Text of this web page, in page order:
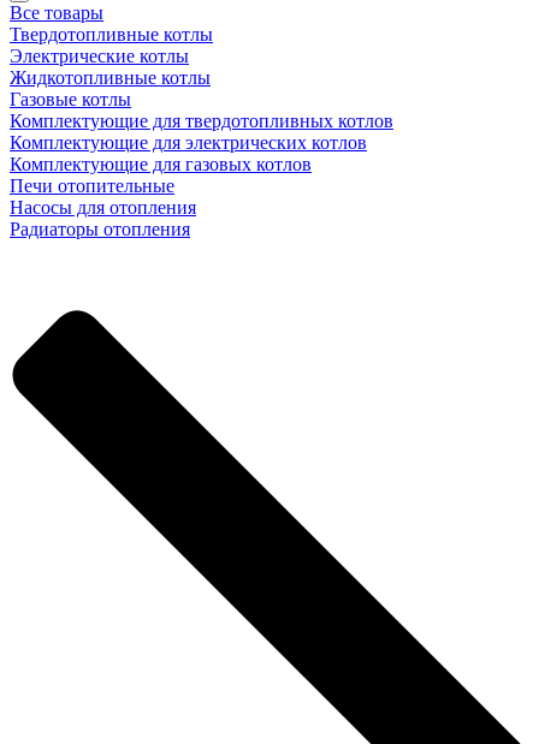
Все товары
Твердотопливные котлы
Электрические котлы
Жидкотопливные котлы
Газовые котлы
Комплектующие для твердотопливных котлов
Комплектующие для электрических котлов
Комплектующие для газовых котлов
Печи отопительные
Насосы для отопления
Радиаторы отопления